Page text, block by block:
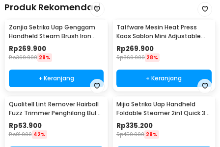
Produk Rekomendasi
Zanjia Setrika Uap Genggam
Handheld Steam Brush Iron
150ml 1200W - GT-306LW
Rp269.900
Rp369.900 28%
+ Keranjang
Taffware Mesin Heat Press
Kaos Sablon Mini Adjustable
Temperature 250W - AB106
Rp269.900
Rp369.900 28%
+ Keranjang
Qualitell Lint Remover Hairball
Fuzz Trimmer Penghilang Bulu
Pakaian - ZSC242601
Rp53.900
Rp91.900 42%
Mijia Setrika Uap Handheld
Foldable Steamer 2in1 Quick 30
kPa 160ml - MJGTJ02LF
Rp335.200
Rp459.900 28%